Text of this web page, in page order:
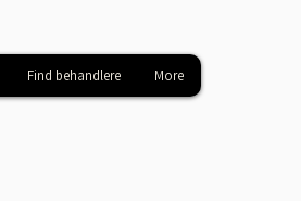
Find behandlere More